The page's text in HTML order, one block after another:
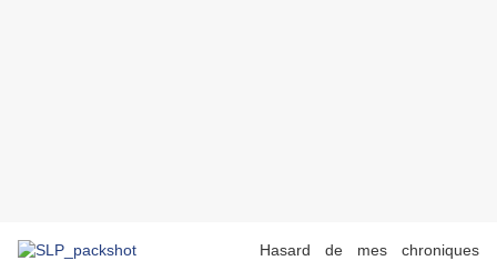
Hasard de mes chroniques